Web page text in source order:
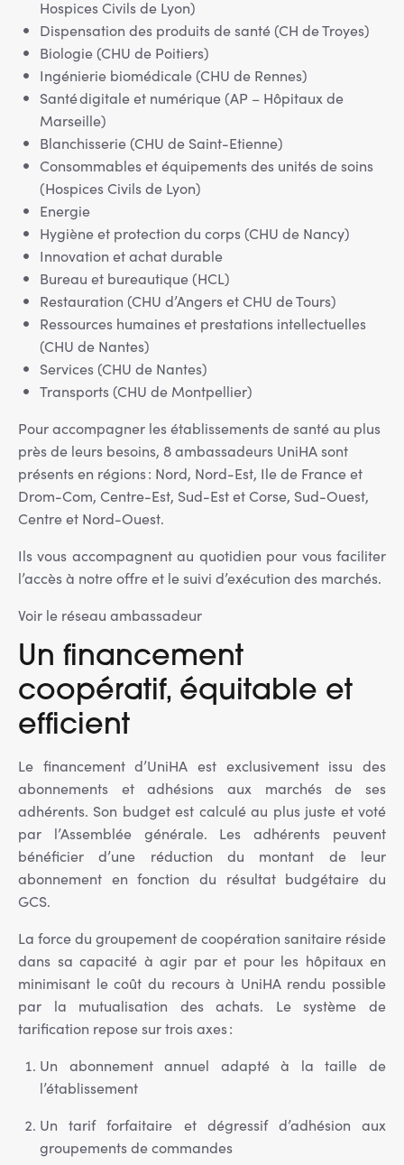
Hospices Civils de Lyon)
Dispensation des produits de santé (CH de Troyes)
Biologie (CHU de Poitiers)
Ingénierie biomédicale (CHU de Rennes)
Santé digitale et numérique (AP – Hôpitaux de
Marseille)
Blanchisserie (CHU de Saint-Etienne)
Consommables et équipements des unités de soins
(Hospices Civils de Lyon)
Energie
Hygiène et protection du corps (CHU de Nancy)
Innovation et achat durable
Bureau et bureautique (HCL)
Restauration (CHU d’Angers et CHU de Tours)
Ressources humaines et prestations intellectuelles
(CHU de Nantes)
Services (CHU de Nantes)
Transports (CHU de Montpellier)
Pour accompagner les établissements de santé au plus
près de leurs besoins, 8 ambassadeurs UniHA sont
présents en régions : Nord, Nord-Est, Ile de France et
Drom-Com, Centre-Est, Sud-Est et Corse, Sud-Ouest,
Centre et Nord-Ouest.
Ils vous accompagnent au quotidien pour vous faciliter
l’accès à notre offre et le suivi d’exécution des marchés.
Voir le réseau ambassadeur
Un financement
coopératif, équitable et
efficient
Le financement d’UniHA est exclusivement issu des
abonnements et adhésions aux marchés de ses
adhérents. Son budget est calculé au plus juste et voté
par l’Assemblée générale. Les adhérents peuvent
bénéficier d’une réduction du montant de leur
abonnement en fonction du résultat budgétaire du
GCS.
La force du groupement de coopération sanitaire réside
dans sa capacité à agir par et pour les hôpitaux en
minimisant le coût du recours à UniHA rendu possible
par la mutualisation des achats. Le système de
tarification repose sur trois axes :
Un abonnement annuel adapté à la taille de
l’établissement
Un tarif forfaitaire et dégressif d’adhésion aux
groupements de commandes